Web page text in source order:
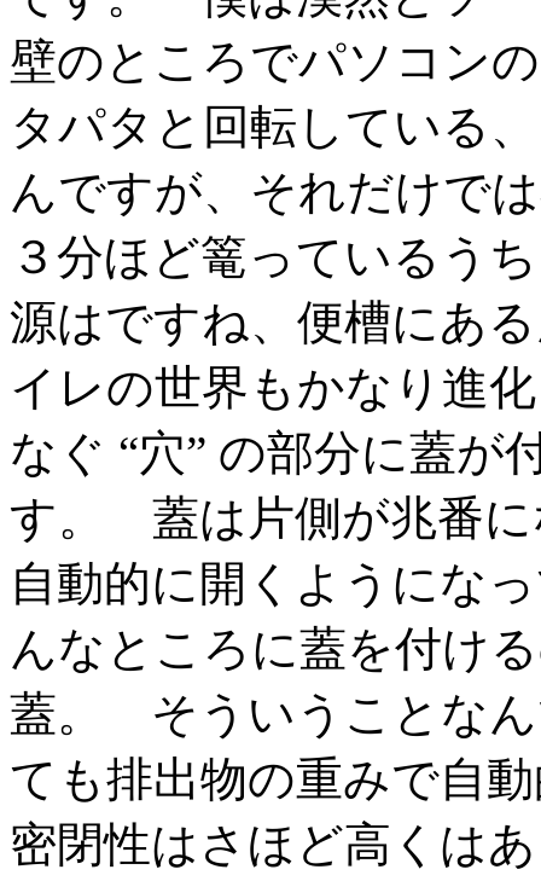
壁のところでパソコン
タパタと回転している
んですが、それだけで
３分ほど篭っているう
源はですね、便槽にあ
イレの世界もかなり進
なぐ “穴” の部分に蓋が
す。 蓋は片側が兆番に
自動的に開くようにな
んなところに蓋を付け
蓋。 そういうことな
ても排出物の重みで自
密閉性はさほど高くは